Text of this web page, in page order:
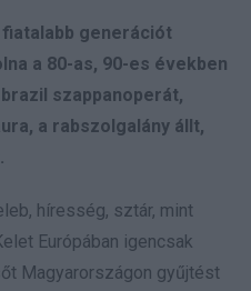
generációt
a 80-as, 90-es években
szappanoperát,
a rabszolgalány állt,
híresség, sztár, mint
Európában igencsak
Magyarországon gyűjtést